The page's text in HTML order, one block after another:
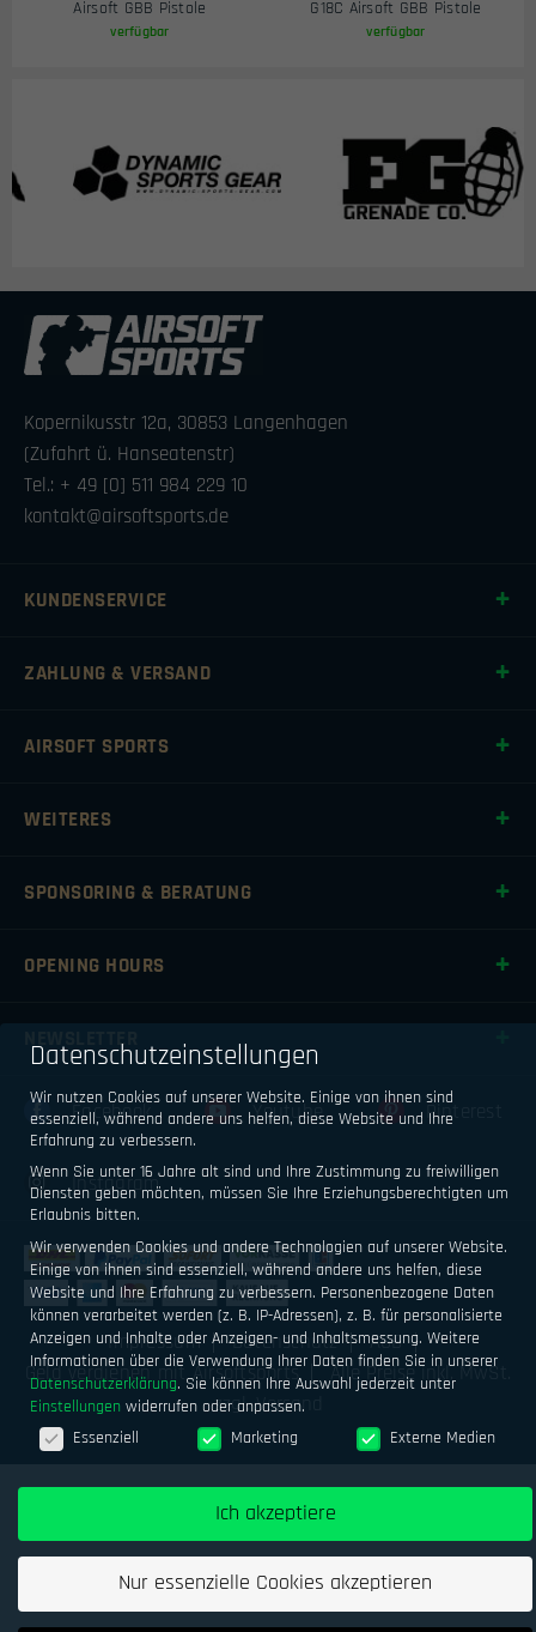
Airsoft GBB Pistole
verfügbar
G18C Airsoft GBB Pistole
verfügbar
Kopernikusstr 12a, 30853 Langenhagen
(Zufahrt ü. Hanseatenstr)
Tel.: + 49 [0] 511 984 229 10
kontakt@airsoftsports.de
KUNDENSERVICE
ZAHLUNG & VERSAND
AIRSOFT SPORTS
WEITERES
SPONSORING & BERATUNG
OPENING HOURS
NEWSLETTER
Facebook Youtube Pinterest
Instagram
Impressum Datenschutz
AGB
Geld verdienen mit Airsoftsports
Alle Preise inkl. MwSt.
zzgl. Versand
Datenschutzeinstellungen
Wir nutzen Cookies auf unserer Website. Einige von ihnen sind
essenziell, während andere uns helfen, diese Website und Ihre
Erfahrung zu verbessern.
Wenn Sie unter 16 Jahre alt sind und Ihre Zustimmung zu freiwilligen
Diensten geben möchten, müssen Sie Ihre Erziehungsberechtigten um
Erlaubnis bitten.
Wir verwenden Cookies und andere Technologien auf unserer Website.
Einige von ihnen sind essenziell, während andere uns helfen, diese
Website und Ihre Erfahrung zu verbessern. Personenbezogene Daten
können verarbeitet werden (z. B. IP-Adressen), z. B. für personalisierte
Anzeigen und Inhalte oder Anzeigen- und Inhaltsmessung. Weitere
Informationen über die Verwendung Ihrer Daten finden Sie in unserer
Datenschutzerklärung. Sie können Ihre Auswahl jederzeit unter
Einstellungen widerrufen oder anpassen.
Datenschutzeinstellungen
Essenziell Marketing Externe Medien
Ich akzeptiere
Nur essenzielle Cookies akzeptieren